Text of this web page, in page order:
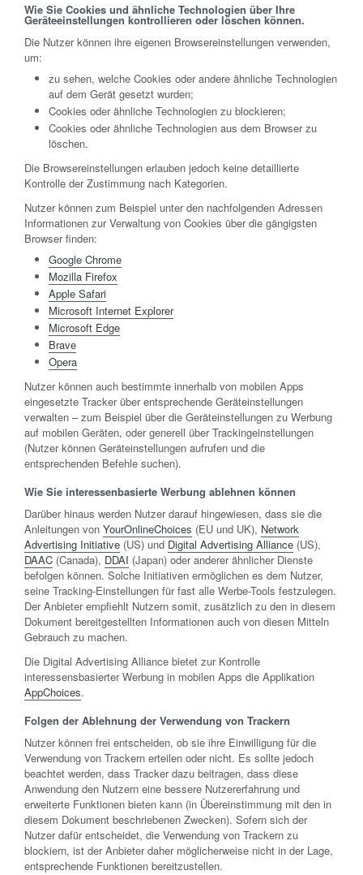
Wie Sie Cookies und ähnliche Technologien über Ihre
Geräteeinstellungen kontrollieren oder löschen können.
Die Nutzer können ihre eigenen Browsereinstellungen verwenden,
um:
zu sehen, welche Cookies oder andere ähnliche Technologien
auf dem Gerät gesetzt wurden;
Cookies oder ähnliche Technologien zu blockieren;
Cookies oder ähnliche Technologien aus dem Browser zu
löschen.
Die Browsereinstellungen erlauben jedoch keine detaillierte
Kontrolle der Zustimmung nach Kategorien.
Nutzer können zum Beispiel unter den nachfolgenden Adressen
Informationen zur Verwaltung von Cookies über die gängigsten
Browser finden:
Google Chrome
Mozilla Firefox
Apple Safari
Microsoft Internet Explorer
Microsoft Edge
Brave
Opera
Nutzer können auch bestimmte innerhalb von mobilen Apps
eingesetzte Tracker über entsprechende Geräteinstellungen
verwalten – zum Beispiel über die Geräteinstellungen zu Werbung
auf mobilen Geräten, oder generell über Trackingeinstellungen
(Nutzer können Geräteinstellungen aufrufen und die
entsprechenden Befehle suchen).
Wie Sie interessenbasierte Werbung ablehnen können
Darüber hinaus werden Nutzer darauf hingewiesen, dass sie die
Anleitungen von YourOnlineChoices (EU und UK), Network
Advertising Initiative (US) und Digital Advertising Alliance (US),
DAAC (Canada), DDAI (Japan) oder anderer ähnlicher Dienste
befolgen können. Solche Initiativen ermöglichen es dem Nutzer,
seine Tracking-Einstellungen für fast alle Werbe-Tools festzulegen.
Der Anbieter empfiehlt Nutzern somit, zusätzlich zu den in diesem
Dokument bereitgestellten Informationen auch von diesen Mitteln
Gebrauch zu machen.
Die Digital Advertising Alliance bietet zur Kontrolle
interessensbasierter Werbung in mobilen Apps die Applikation
AppChoices.
Folgen der Ablehnung der Verwendung von Trackern
Nutzer können frei entscheiden, ob sie ihre Einwilligung für die
Verwendung von Trackern erteilen oder nicht. Es sollte jedoch
beachtet werden, dass Tracker dazu beitragen, dass diese
Anwendung den Nutzern eine bessere Nutzererfahrung und
erweiterte Funktionen bieten kann (in Übereinstimmung mit den in
diesem Dokument beschriebenen Zwecken). Sofern sich der
Nutzer dafür entscheidet, die Verwendung von Trackern zu
blockiern, ist der Anbieter daher möglicherweise nicht in der Lage,
entsprechende Funktionen bereitzustellen.